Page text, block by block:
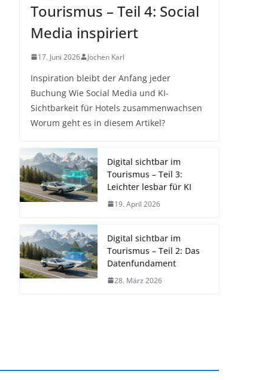
Tourismus – Teil 4: Social
Media inspiriert
17. Juni 2026 Jochen Karl
Inspiration bleibt der Anfang jeder
Buchung Wie Social Media und KI-
Sichtbarkeit für Hotels zusammenwachsen
Worum geht es in diesem Artikel?
Digital sichtbar im
Tourismus – Teil 3:
Leichter lesbar für KI
19. April 2026
Digital sichtbar im
Tourismus – Teil 2: Das
Datenfundament
28. März 2026